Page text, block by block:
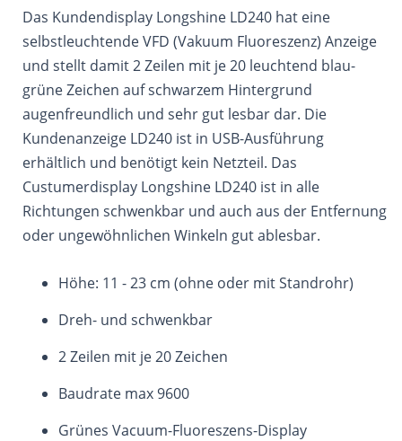
Das Kundendisplay Longshine LD240 hat eine
selbstleuchtende VFD (Vakuum Fluoreszenz) Anzeige
und stellt damit 2 Zeilen mit je 20 leuchtend blau-
grüne Zeichen auf schwarzem Hintergrund
augenfreundlich und sehr gut lesbar dar. Die
Kundenanzeige LD240 ist in USB-Ausführung
erhältlich und benötigt kein Netzteil. Das
Custumerdisplay Longshine LD240 ist in alle
Richtungen schwenkbar und auch aus der Entfernung
oder ungewöhnlichen Winkeln gut ablesbar.
Höhe: 11 - 23 cm (ohne oder mit Standrohr)
Dreh- und schwenkbar
2 Zeilen mit je 20 Zeichen
Baudrate max 9600
Grünes Vacuum-Fluoreszens-Display